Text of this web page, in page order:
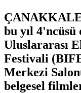
bu yıl 4'ncüsü
Uluslararası
Festivali
Merkezi
belgesel